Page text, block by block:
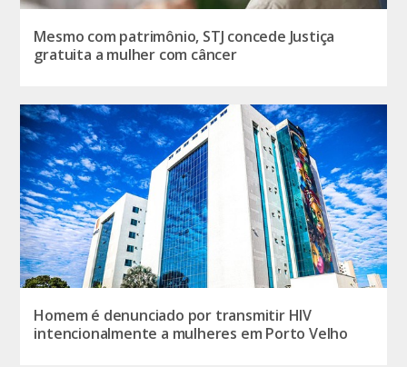
Mesmo com patrimônio, STJ concede Justiça
gratuita a mulher com câncer
Homem é denunciado por transmitir HIV
intencionalmente a mulheres em Porto Velho